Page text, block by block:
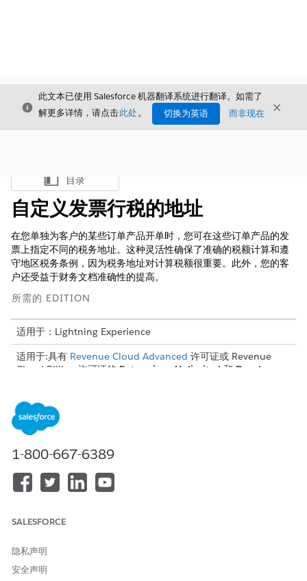
关闭
此文本已使用 Salesforce 机器翻译系统进行翻译。如需了
解更多详情，请点击此处。 切换为英语 而非现在 关闭
显示目录
目录
自定义发票行税的地址
在您单独为客户的某些订单产品开单时，您可在这些订单产品的发
票上指定不同的税务地址。这种灵活性确保了准确的税额计算和遵
守地区税务条例，因为税务地址对计算税额很重要。此外，您的客
户还受益于财务文档准确性的提高。
所需的 EDITION
适用于：Lightning Experience
适用于:具有 Revenue Cloud Advanced 许可证或 Revenue
Cloud Billing 许可证的 Enterprise Unlimited 和 Developer
修改开单计划组并设置历史跟
踪：
更改开单计划组的地址
在相关发票税行中显示为地址。因此，要在您开单的订单产品的发
发货和开单地址。
从应用程序启动程序中，查找并选择
1-800-667-6389
SALESFORCE
隐私声明
安全声明